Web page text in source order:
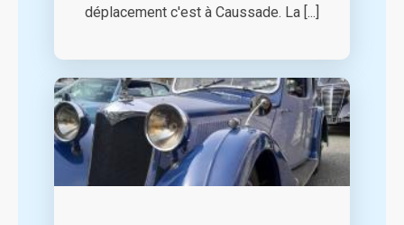
déplacement c'est à Caussade. La [...]